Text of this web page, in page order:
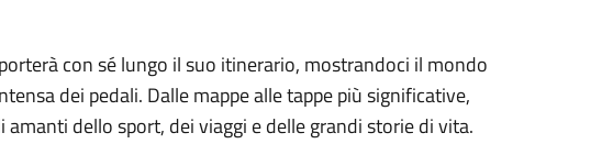
con sé lungo il suo itinerario, mostrandoci il mondo
dei pedali. Dalle mappe alle tappe più significative,
dello sport, dei viaggi e delle grandi storie di vita.